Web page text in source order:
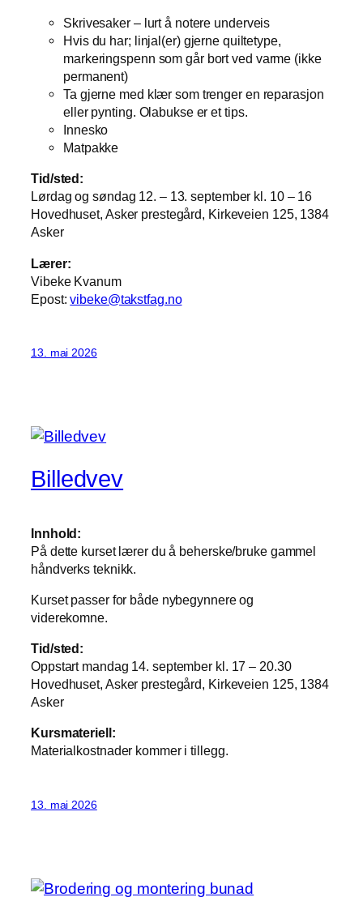
Skrivesaker – lurt å notere underveis
Hvis du har; linjal(er) gjerne quiltetype,
markeringspenn som går bort ved varme (ikke
permanent)
Ta gjerne med klær som trenger en reparasjon
eller pynting. Olabukse er et tips.
Innesko
Matpakke
Tid/sted:
Lørdag og søndag 12. – 13. september kl. 10 – 16
Hovedhuset, Asker prestegård, Kirkeveien 125, 1384
Asker
Lærer:
Vibeke Kvanum
Epost:vibeke@takstfag.no
13. mai 2026
Billedvev
Innhold:
På dette kurset lærer du å beherske/bruke gammel
håndverks teknikk.
Kurset passer for både nybegynnere og
viderekomne.
Tid/sted:
Oppstart mandag 14. september kl. 17 – 20.30
Hovedhuset, Asker prestegård, Kirkeveien 125, 1384
Asker
Kursmateriell:
Materialkostnader kommer i tillegg.
13. mai 2026